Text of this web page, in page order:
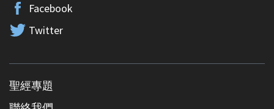
Facebook
Twitter
聖經專題